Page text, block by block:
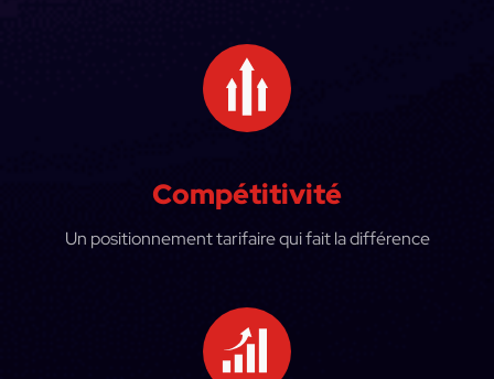
Compétitivité
Un positionnement tarifaire qui fait la différence